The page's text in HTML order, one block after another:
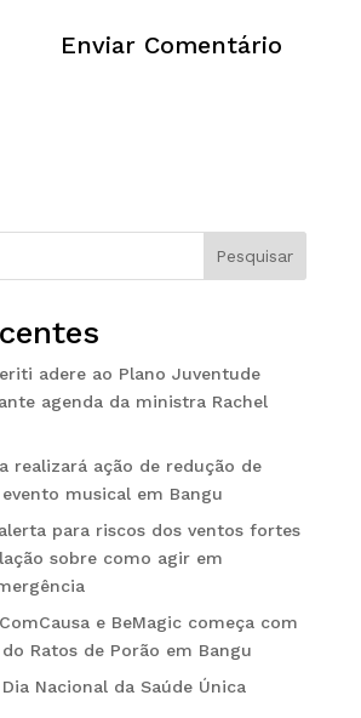
Pesquisar
adere ao Plano Juventude
agenda da ministra Rachel
realizará ação de redução de
musical em Bangu
para riscos dos ventos fortes
sobre como agir em
e BeMagic começa com
Ratos de Porão em Bangu
Nacional da Saúde Única